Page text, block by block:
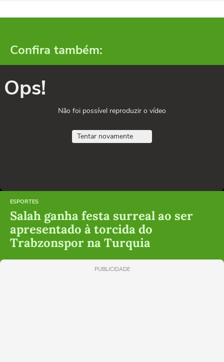
Confira também:
Ops!
Não foi possível reproduzir o vídeo
Tentar novamente
ESPORTES
Salah ganha festa surreal ao ser
apresentado à torcida do
Trabzonspor na Turquia
PUBLICIDADE